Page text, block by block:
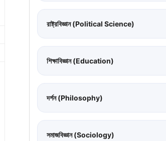
রাষ্ট্রবিজ্ঞান (Political Science)
শিক্ষাবিজ্ঞান (Education)
দর্শন (Philosophy)
সমাজবিজ্ঞান (Sociology)